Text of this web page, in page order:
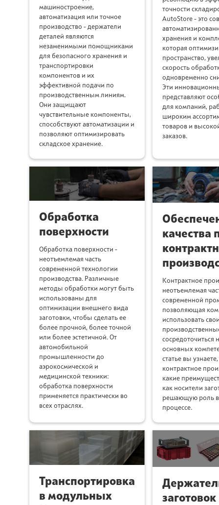
машиностроение,
автоматизация или точное
производство - держатели
деталей являются
незаменимыми помощниками
для безопасного хранения и
транспортировки
компонентов и их
эффективной подачи по
производственным линиям.
Они защищают
чувствительные компоненты,
способствуют автоматизации и
позволяют оптимизировать
складское хранение.
точности
AutoStore - это
хранения и
которая
пространство,
скорость
одновременно
Эти
представляют
для компаний,
широким
товаров и
заказов.
Обработка
поверхности
Обработка поверхности -
неотъемлемая часть
современной технологии
производства. Различные
методы обработки могут быть
использованы для
оптимизации внешнего вида
заготовки, чтобы сделать ее
более прочной, более точной
или более эстетичной. От
автомобильной
промышленности до
аэрокосмической и
медицинской техники:
обработка поверхности
применяется практически во
всех отраслях.
качества
Контрактное
неотъемлемая
современной
позволяющая
использовать
сосредоточиться
основных
статье вы
контрактное
какие
как носители
решающую роль в
процессе.
Транспортировка
в модульных